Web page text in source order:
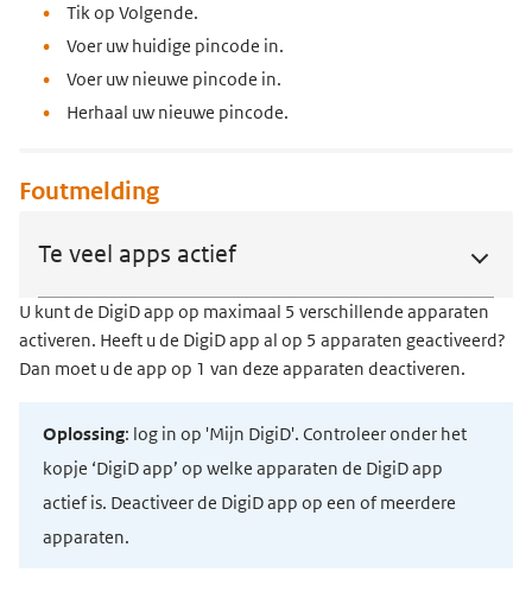
Tik op Volgende.
Voer uw huidige pincode in.
Voer uw nieuwe pincode in.
Herhaal uw nieuwe pincode.
Foutmelding
Te veel apps actief
U kunt de DigiD app op maximaal 5 verschillende apparaten
activeren. Heeft u de DigiD app al op 5 apparaten geactiveerd?
Dan moet u de app op 1 van deze apparaten deactiveren.
Oplossing: log in op 'Mijn DigiD'. Controleer onder het
kopje ‘DigiD app’ op welke apparaten de DigiD app
actief is. Deactiveer de DigiD app op een of meerdere
apparaten.